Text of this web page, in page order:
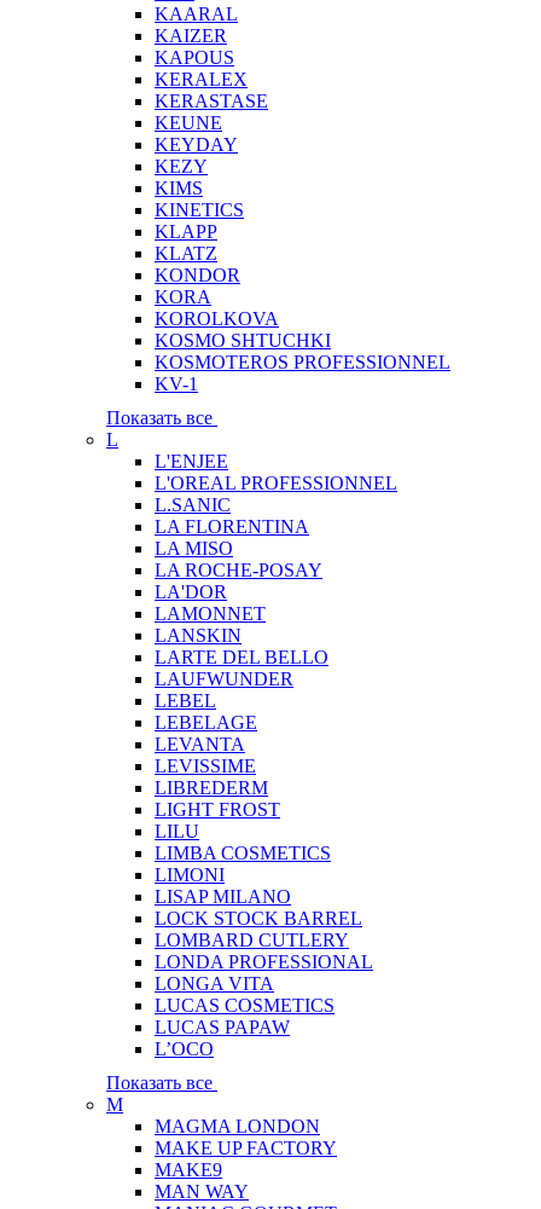
KAARAL
KAIZER
KAPOUS
KERALEX
KERASTASE
KEUNE
KEYDAY
KEZY
KIMS
KINETICS
KLAPP
KLATZ
KONDOR
KORA
KOROLKOVA
KOSMO SHTUCHKI
KOSMOTEROS PROFESSIONNEL
KV-1
Показать все
L
L'ENJEE
L'OREAL PROFESSIONNEL
L.SANIC
LA FLORENTINA
LA MISO
LA ROCHE-POSAY
LA'DOR
LAMONNET
LANSKIN
LARTE DEL BELLO
LAUFWUNDER
LEBEL
LEBELAGE
LEVANTA
LEVISSIME
LIBREDERM
LIGHT FROST
LILU
LIMBA COSMETICS
LIMONI
LISAP MILANO
LOCK STOCK BARREL
LOMBARD CUTLERY
LONDA PROFESSIONAL
LONGA VITA
LUCAS COSMETICS
LUCAS PAPAW
L’OCO
Показать все
M
MAGMA LONDON
MAKE UP FACTORY
MAKE9
MAN WAY